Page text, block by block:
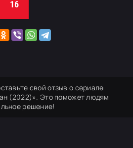
16
свой отзыв о сериале
(2022)». Это поможет людям
решение!